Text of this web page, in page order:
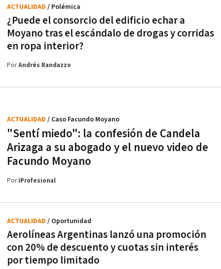
¿Puede el consorcio del edificio echar a
Moyano tras el escándalo de drogas y corridas
en ropa interior?
ACTUALIDAD / Polémica
PorAndrés Randazzo
"Sentí miedo": la confesión de Candela
Arizaga a su abogado y el nuevo video de
Facundo Moyano
ACTUALIDAD / Caso Facundo Moyano
PoriProfesional
Aerolíneas Argentinas lanzó una promoción
con 20% de descuento y cuotas sin interés
por tiempo limitado
ACTUALIDAD / Oportunidad